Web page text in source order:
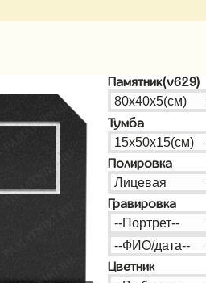
Памятник(v629)
Тумба
Полировка
Гравировка
Цветник